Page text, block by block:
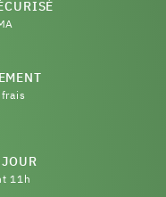
11h